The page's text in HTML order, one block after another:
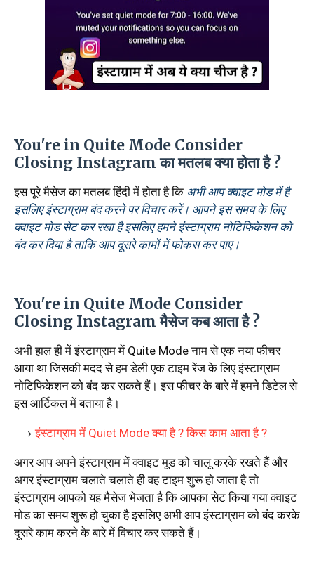
You're in Quite Mode Consider
Closing Instagram का मतलब क्या होता है ?
इस पूरे मैसेज का मतलब हिंदी में होता है कि अभी आप क्वाइट मोड में है
इसलिए इंस्टाग्राम बंद करने पर विचार करें। आपने इस समय के लिए
क्वाइट मोड सेट कर रखा है इसलिए हमने इंस्टाग्राम नोटिफिकेशन को
बंद कर दिया है ताकि आप दूसरे कामों में फोकस कर पाए।
You're in Quite Mode Consider
Closing Instagram मैसेज कब आता है ?
अभी हाल ही में इंस्टाग्राम में Quite Mode नाम से एक नया फीचर
आया था जिसकी मदद से हम डेली एक टाइम रेंज के लिए इंस्टाग्राम
नोटिफिकेशन को बंद कर सकते हैं। इस फीचर के बारे में हमने डिटेल से
इस आर्टिकल में बताया है।
इंस्टाग्राम में Quiet Mode क्या है ? किस काम आता है ?
अगर आप अपने इंस्टाग्राम में क्वाइट मूड को चालू करके रखते हैं और
अगर इंस्टाग्राम चलाते चलाते ही वह टाइम शुरू हो जाता है तो
इंस्टाग्राम आपको यह मैसेज भेजता है कि आपका सेट किया गया क्वाइट
मोड का समय शुरू हो चुका है इसलिए अभी आप इंस्टाग्राम को बंद करके
दूसरे काम करने के बारे में विचार कर सकते हैं।